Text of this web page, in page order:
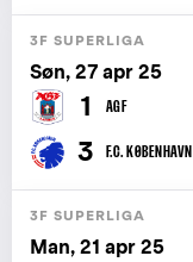
3F SUPERLIGA
Søn, 27 apr 25
1 AGF
3 F.C. KØBENHAVN
3F SUPERLIGA
Man, 21 apr 25